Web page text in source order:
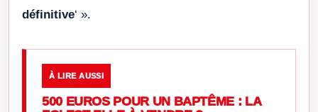
définitive‘ ».
À LIRE AUSSI
500 EUROS POUR UN BAPTÊME : LA